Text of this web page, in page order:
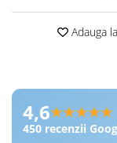
Adauga
Recenzii
4,6★★★★★
450 recenzii